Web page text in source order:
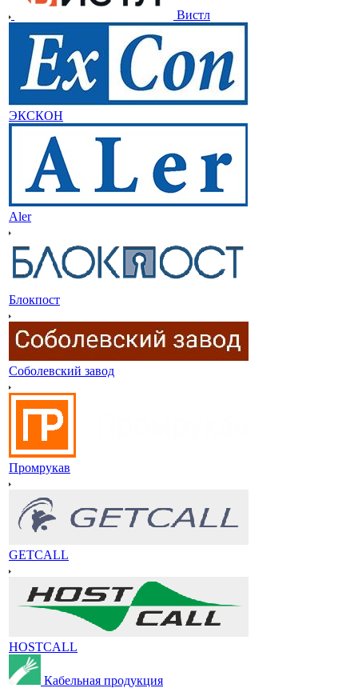
Вистл
ЭКСКОН
Aler
Блокпост
Соболевский завод
Промрукав
GETCALL
HOSTCALL
Кабельная продукция